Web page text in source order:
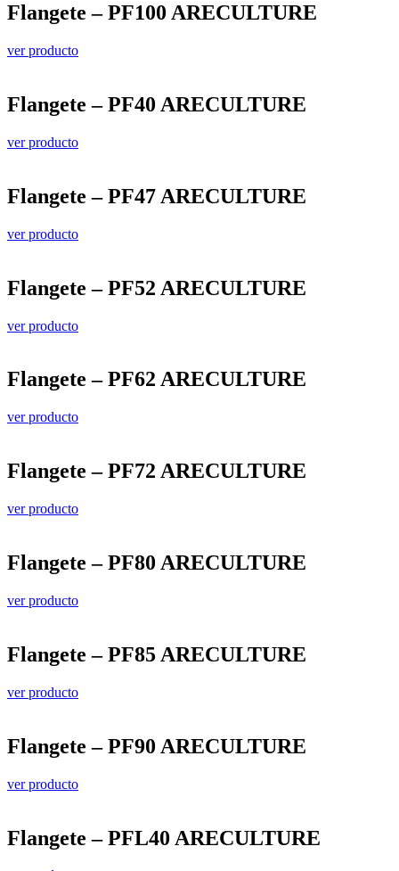
Flangete – PF100 ARECULTURE
ver producto
Flangete – PF40 ARECULTURE
ver producto
Flangete – PF47 ARECULTURE
ver producto
Flangete – PF52 ARECULTURE
ver producto
Flangete – PF62 ARECULTURE
ver producto
Flangete – PF72 ARECULTURE
ver producto
Flangete – PF80 ARECULTURE
ver producto
Flangete – PF85 ARECULTURE
ver producto
Flangete – PF90 ARECULTURE
ver producto
Flangete – PFL40 ARECULTURE